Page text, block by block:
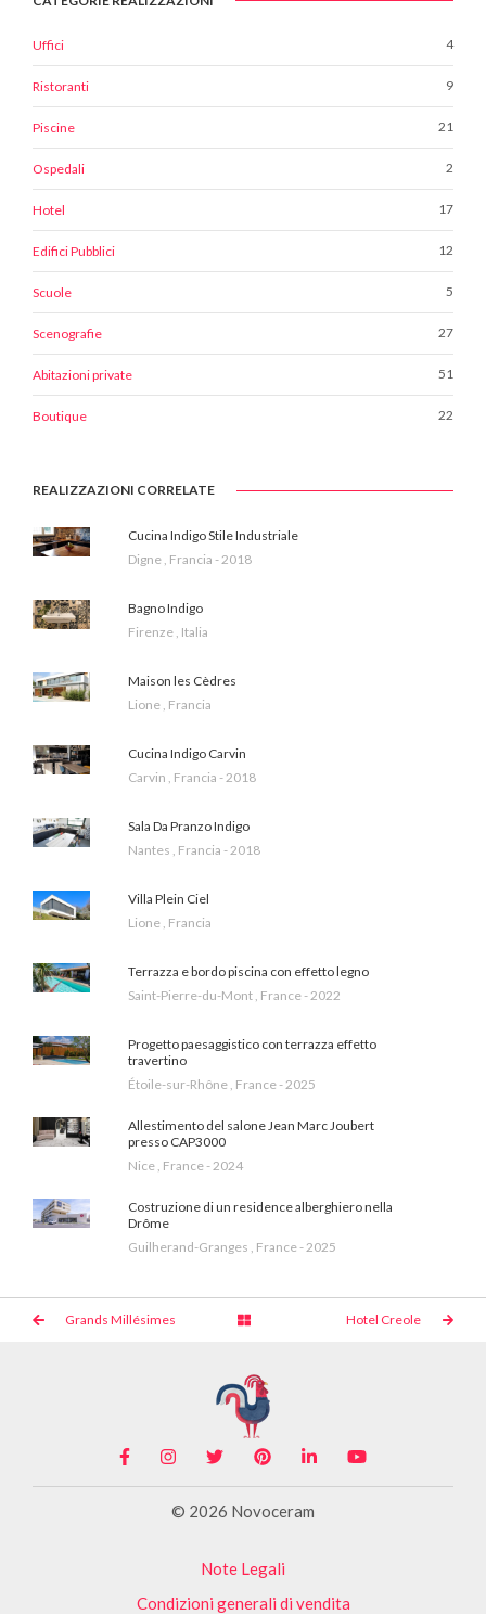
Uffici 4
Ristoranti 9
Piscine 21
Ospedali 2
Hotel 17
Edifici Pubblici 12
Scuole 5
Scenografie 27
Abitazioni private 51
Boutique 22
REALIZZAZIONI CORRELATE
Cucina Indigo Stile Industriale
Digne , Francia - 2018
Bagno Indigo
Firenze , Italia
Maison les Cèdres
Lione , Francia
Cucina Indigo Carvin
Carvin , Francia - 2018
Sala Da Pranzo Indigo
Nantes , Francia - 2018
Villa Plein Ciel
Lione , Francia
Terrazza e bordo piscina con effetto legno
Saint-Pierre-du-Mont , France - 2022
Progetto paesaggistico con terrazza effetto
travertino
Étoile-sur-Rhône , France - 2025
Allestimento del salone Jean Marc Joubert
presso CAP3000
Nice , France - 2024
Costruzione di un residence alberghiero nella
Drôme
Guilherand-Granges , France - 2025
Grands Millésimes Hotel Creole
© 2026 Novoceram
Note Legali
Condizioni generali di vendita